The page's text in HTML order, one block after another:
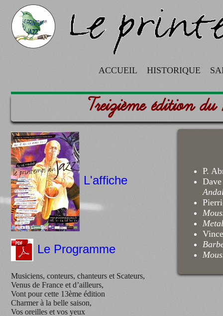
ACCUEIL HISTORIQUE
Treizième édition
L'affiche
Le Programme
P.
Musiciens, conteurs, chanteurs et Scateurs,
Venus de France et d’ailleurs,
Vont pour cette 13ème édition
Charmer à la belle saison,
Vos oreilles et vos yeux